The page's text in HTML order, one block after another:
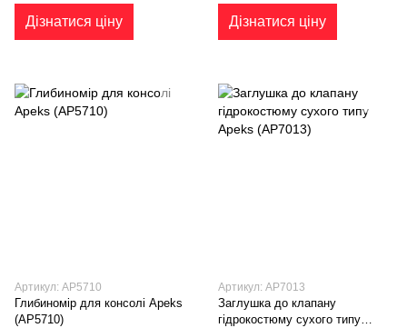
Дізнатися ціну Дізнатися ціну
Артикул: AP5710
Глибиномір для консолі Apeks
(AP5710)
Артикул: AP7013
Заглушка до клапану
гiдрокостюму сухого типу